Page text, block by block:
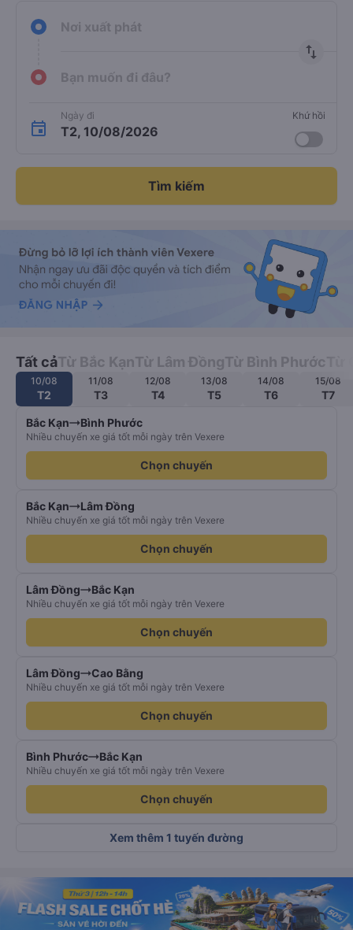
Nơi xuất phát
import_export
Bạn muốn đi đâu?
Ngày đi
T2, 10/08/2026
Khứ hồi
Tìm kiếm
Tất cảTừ Bắc KạnTừ Lâm ĐồngTừ Bình Phước
10/08
T2
11/08
T3
12/08
T4
13/08
T5
14/08
T6
15/08
T7
Bắc Kạn Bình Phước
Nhiều chuyến xe giá tốt mỗi ngày trên Vexere
Chọn chuyến
Bắc Kạn Lâm Đồng
Nhiều chuyến xe giá tốt mỗi ngày trên Vexere
Chọn chuyến
Lâm Đồng Bắc Kạn
Nhiều chuyến xe giá tốt mỗi ngày trên Vexere
Chọn chuyến
Lâm Đồng Cao Bằng
Nhiều chuyến xe giá tốt mỗi ngày trên Vexere
Chọn chuyến
Bình Phước Bắc Kạn
Nhiều chuyến xe giá tốt mỗi ngày trên Vexere
Chọn chuyến
Xem thêm 1 tuyến đường